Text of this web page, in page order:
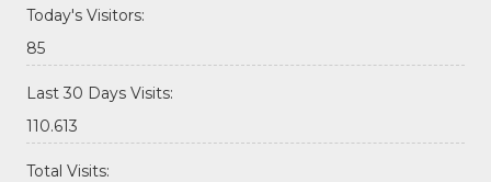
Today's Visitors:
85
Last 30 Days Visits:
110.613
Total Visits: